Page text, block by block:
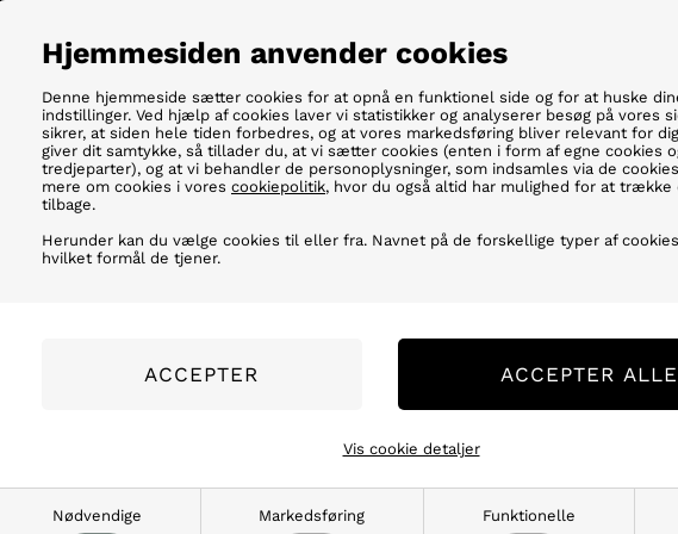
Hjemmesiden anvender cookies
Denne hjemmeside sætter cookies for at opnå en funktionel side og for at huske
indstillinger. Ved hjælp af cookies laver vi statistikker og analyserer besøg på vores
sikrer, at siden hele tiden forbedres, og at vores markedsføring bliver relevant for
giver dit samtykke, så tillader du, at vi sætter cookies (enten i form af egne cookies
tredjeparter), og at vi behandler de personoplysninger, som indsamles via de
mere om cookies i vores cookiepolitik, hvor du også altid har mulighed for at trække
tilbage.
Herunder kan du vælge cookies til eller fra. Navnet på de forskellige typer af
hvilket formål de tjener.
Nødvendige Markedsføring Funktionelle
Vis cookie detaljer
WADERS FISKEHJUL FISKESTÆNGER ENDEGREJ
- SAKSE & CUTTER
Stainless Steel 20 cm
På lager